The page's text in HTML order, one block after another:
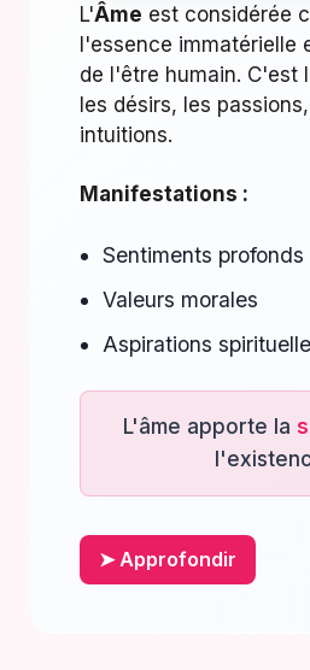
L'Âme est considérée
l'essence immatérielle
de l'être humain. C'est
les désirs, les
intuitions.
Manifestations :
Sentiments profonds
Valeurs morales
Aspirations
L'âme apporte la
➤ Approfondir